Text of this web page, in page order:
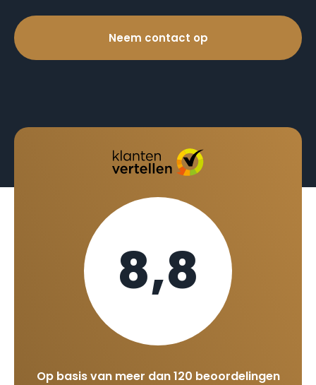
Neem contact op
8,8
Op basis van meer dan 120 beoordelingen